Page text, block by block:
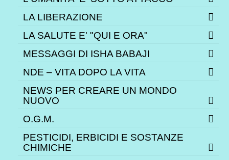
LA LIBERAZIONE
LA SALUTE E' "QUI E ORA"
MESSAGGI DI ISHA BABAJI
NDE – VITA DOPO LA VITA
NEWS PER CREARE UN MONDO
NUOVO
O.G.M.
PESTICIDI, ERBICIDI E SOSTANZE
CHIMICHE